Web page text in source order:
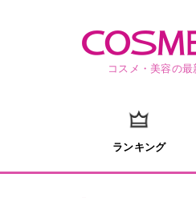
コスメ・美容の最
ランキング